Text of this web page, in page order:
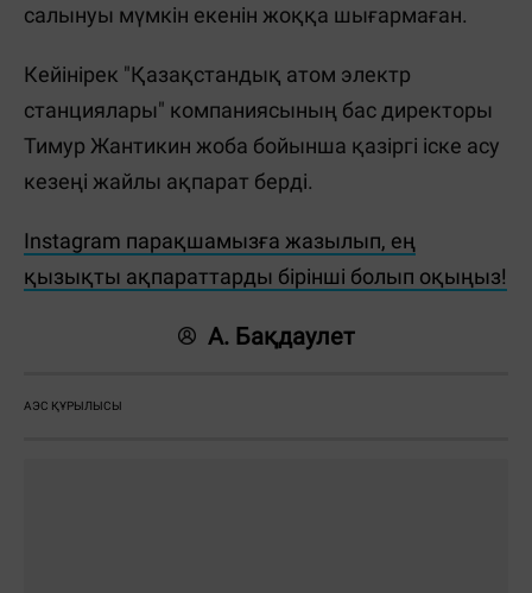
салынуы мүмкін екенін жоққа шығармаған.
Кейінірек "Қазақстандық атом электр
станциялары" компаниясының бас директоры
Тимур Жантикин жоба бойынша қазіргі іске асу
кезеңі жайлы ақпарат берді.
Instagram парақшамызға жазылып, ең
қызықты ақпараттарды бірінші болып оқыңыз!
А. Бақдаулет
АЭС ҚҰРЫЛЫСЫ